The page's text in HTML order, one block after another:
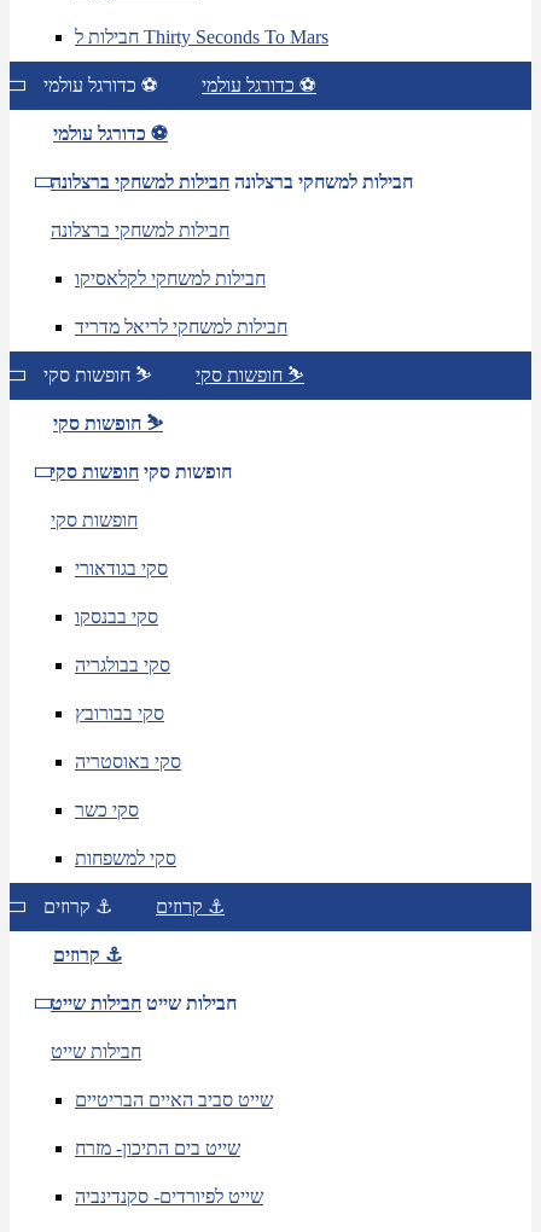
חבילות ל Thirty Seconds To Mars
כדורגל עולמי ⚽ כדורגל עולמי ⚽
כדורגל עולמי ⚽
חבילות למשחקי ברצלונה חבילות למשחקי ברצלונה
חבילות למשחקי ברצלונה
חבילות למשחקי לקלאסיקו
חבילות למשחקי לריאל מדריד
חופשות סקי ⛷️ חופשות סקי ⛷️
חופשות סקי ⛷️
חופשות סקי חופשות סקי
חופשות סקי
סקי בגודאורי
סקי בבנסקו
סקי בבולגריה
סקי בבורובץ
סקי באוסטריה
סקי כשר
סקי למשפחות
קרוזים ⚓ קרוזים ⚓
קרוזים ⚓
חבילות שייט חבילות שייט
חבילות שייט
שייט סביב האיים הבריטיים
שייט בים התיכון- מזרח
שייט לפיורדים- סקנדינביה